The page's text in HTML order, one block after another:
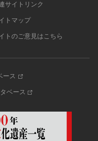
サイトリンク
トマップ
トのご意見はこちら
ース
ベース